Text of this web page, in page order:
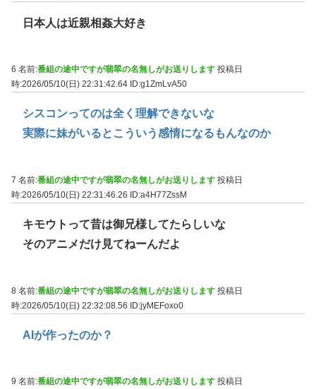
日本人は近親相姦大好き
6 名前:番組の途中ですが翡翠の名無しがお送りします 投稿日
時:2026/05/10(日) 22:31:42.64 ID:g1ZmLvA50
シスコンってのは全く理解できないな
実際に妹がいるとこういう感情になるもんなのか
7 名前:番組の途中ですが翡翠の名無しがお送りします 投稿日
時:2026/05/10(日) 22:31:46.26
ID:a4H77ZssM
キモウトって昔は御兄様してたらしいな
そのアニメだけ見てねーんだよ
8 名前:番組の途中ですが翡翠の名無しがお送りします 投稿日
時:2026/05/10(日) 22:32:08.56 ID:jyMEFoxo0
AIが作ったのか？
9 名前:番組の途中ですが翡翠の名無しがお送りします 投稿日